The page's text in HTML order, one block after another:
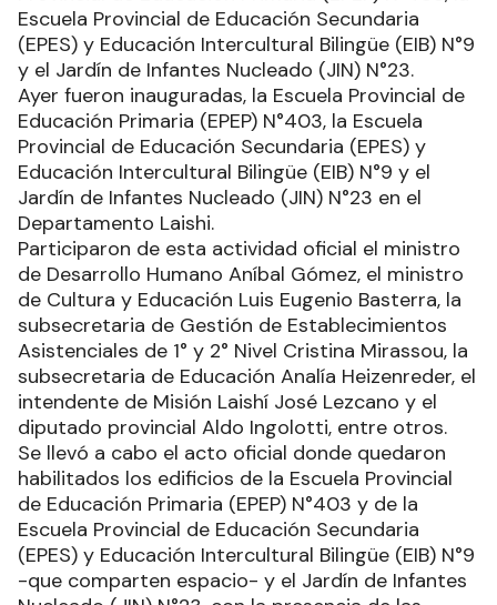
Escuela Provincial de Educación Secundaria
(EPES) y Educación Intercultural Bilingüe (EIB) N°9
y el Jardín de Infantes Nucleado (JIN) N°23.
Ayer fueron inauguradas, la Escuela Provincial de
Educación Primaria (EPEP) N°403, la Escuela
Provincial de Educación Secundaria (EPES) y
Educación Intercultural Bilingüe (EIB) N°9 y el
Jardín de Infantes Nucleado (JIN) N°23 en el
Departamento Laishi.
Participaron de esta actividad oficial el ministro
de Desarrollo Humano Aníbal Gómez, el ministro
de Cultura y Educación Luis Eugenio Basterra, la
subsecretaria de Gestión de Establecimientos
Asistenciales de 1° y 2° Nivel Cristina Mirassou, la
subsecretaria de Educación Analía Heizenreder, el
intendente de Misión Laishí José Lezcano y el
diputado provincial Aldo Ingolotti, entre otros.
Se llevó a cabo el acto oficial donde quedaron
habilitados los edificios de la Escuela Provincial
de Educación Primaria (EPEP) N°403 y de la
Escuela Provincial de Educación Secundaria
(EPES) y Educación Intercultural Bilingüe (EIB) N°9
-que comparten espacio- y el Jardín de Infantes